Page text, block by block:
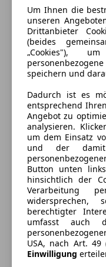
Anderer
Kraftstoffverbrauch
CO₂-Emissionen
Um Ihnen die
unseren
Drittanbieter
(beides
„Cookies"),
speichern und
Dadurch ist es
entsprechend
Angebot zu
analysieren.
um dem Einsatz
und der damit
Button unten
hinsichtlich der
Verarbeitung
widersprechen,
berechtigter
umfasst auch
USA, nach Art. 49
Einwilligung